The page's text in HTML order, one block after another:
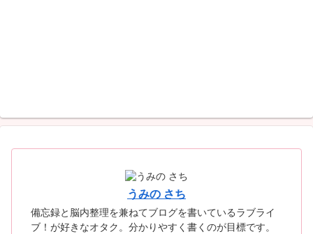
うみの さち
備忘録と脳内整理を兼ねてブログを書いているラブライ
ブ！が好きなオタク。分かりやすく書くのが目標です。